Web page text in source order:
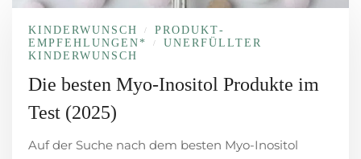
KINDERWUNSCH /
PRODUKT­
EMPFEHLUNGEN*
/
UNERFÜLLTER
KINDERWUNSCH
Die besten Myo-Inositol Produkte im
Test (2025)
Auf der Suche nach dem besten Myo-Inositol